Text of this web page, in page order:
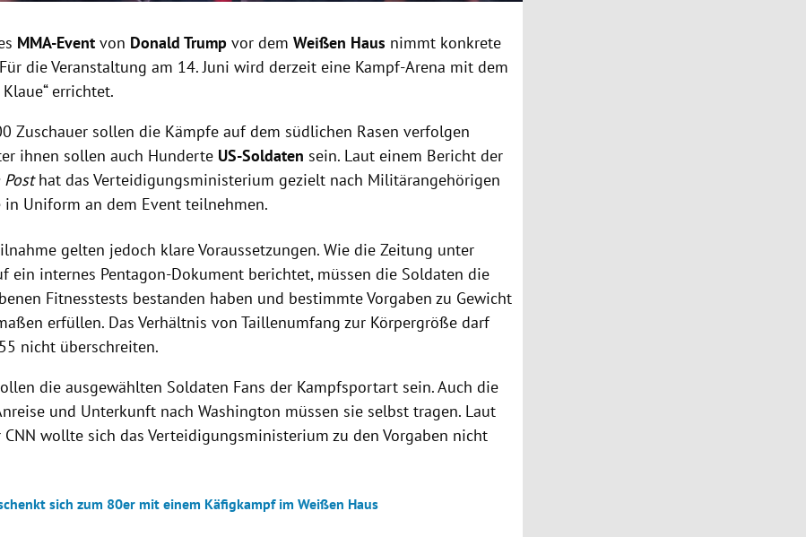
MMA-Event von Donald Trump vor demWeißen Haus nimmt konkrete
die Veranstaltung am 14. Juni wird derzeit eine Kampf-Arena mit dem
errichtet.
Zuschauer sollen die Kämpfe auf dem südlichen Rasen verfolgen
ihnen sollen auch Hunderte US-Soldaten sein. Laut einem Bericht der
Posthat das Verteidigungsministerium gezielt nach Militärangehörigen
in Uniform an dem Event teilnehmen.
gelten jedoch klare Voraussetzungen. Wie die Zeitung unter
ein internes Pentagon-Dokument berichtet, müssen die Soldaten die
Fitnesstests bestanden haben und bestimmte Vorgaben zu Gewicht
erfüllen. Das Verhältnis von Taillenumfang zur Körpergröße darf
nicht überschreiten.
die ausgewählten Soldaten Fans der Kampfsportart sein. Auch die
und Unterkunft nach Washington müssen sie selbst tragen. Laut
CNN wollte sich das Verteidigungsministerium zu den Vorgaben nicht
sich zum 80er mit einem Käfigkampf im Weißen Haus